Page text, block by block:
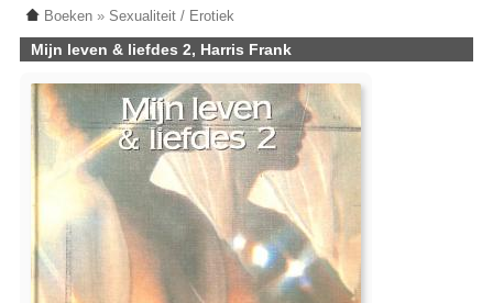
Boeken » Sexualiteit / Erotiek
Mijn leven & liefdes 2, Harris Frank